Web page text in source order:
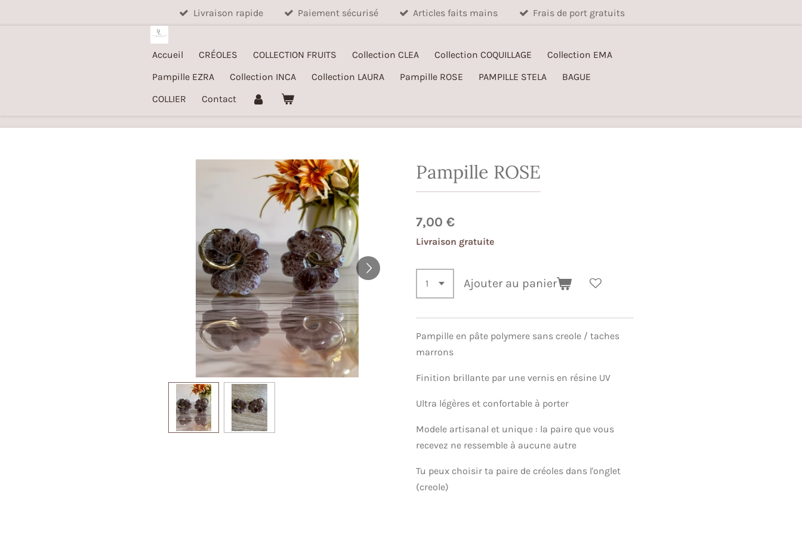
Livraison rapide Paiement sécurisé Articles faits mains Frais de port gratuits
Accueil CRÉOLES COLLECTION FRUITS Collection CLEA Collection COQUILLAGE
Collection EMA
Pampille EZRA
Collection INCA Collection LAURA Pampille ROSE PAMPILLE STELA
BAGUE
COLLIER
Contact
Pampille ROSE
7,00 €
Livraison gratuite
Ajouter au panier
Pampille en pâte polymere sans creole / taches
marrons
Finition brillante par une vernis en résine UV
Ultra légères et confortable à porter
Modele artisanal et unique : la paire que vous
recevez ne ressemble à aucune autre
Tu peux choisir ta paire de créoles dans l'onglet
(creole)